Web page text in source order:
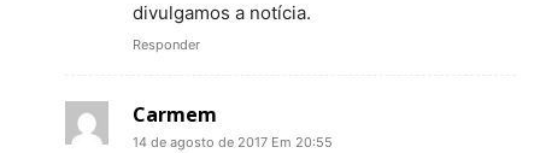
divulgamos a notícia.
Responder
Carmem
14 de agosto de 2017 Em 20:55